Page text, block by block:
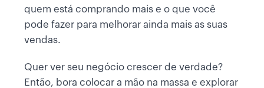
quem está comprando mais e o que você
pode fazer para melhorar ainda mais as suas
vendas.
Quer ver seu negócio crescer de verdade?
Então, bora colocar a mão na massa e explorar